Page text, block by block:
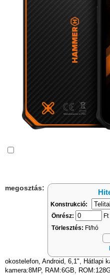
megosztás:
Konstrukció:
Önrész:
Ft
Törlesztés: Ft/hó
okostelefon, Android, 6,1", Hátlapi
kamera:8MP, RAM:6GB,